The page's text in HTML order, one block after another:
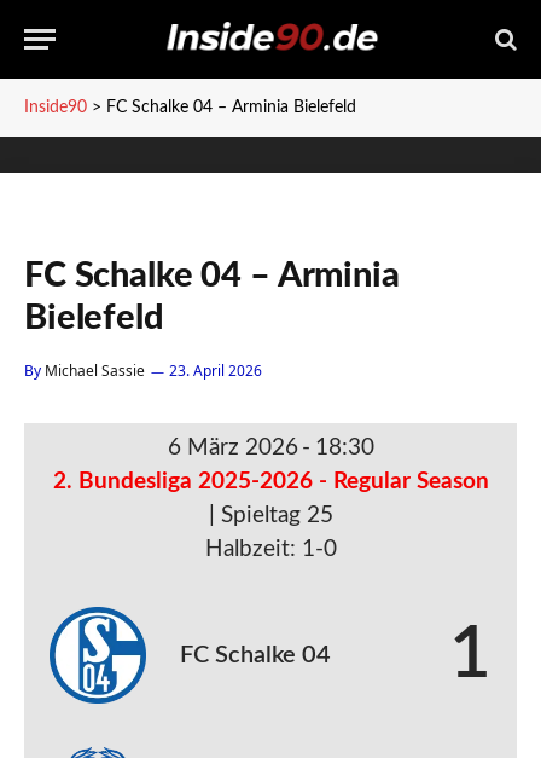
Inside90 > FC Schalke 04 – Arminia Bielefeld
FC Schalke 04 – Arminia
Bielefeld
By Michael Sassie 23. April 2026
6 März 2026 - 18:30
2. Bundesliga 2025-2026 - Regular Season
| Spieltag 25
Halbzeit: 1-0
FC Schalke 04 1